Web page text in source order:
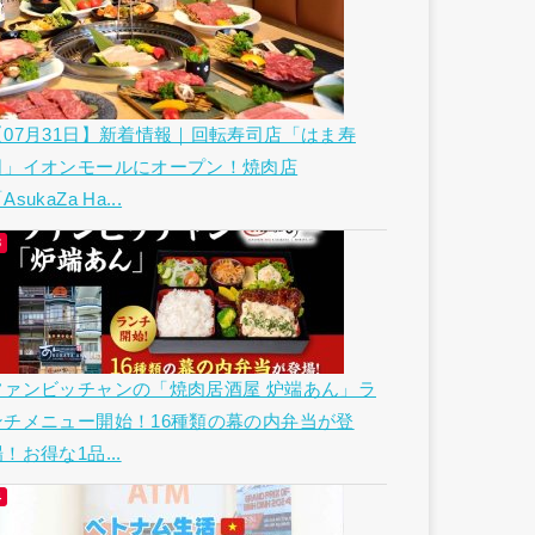
07月31日】新着情報｜回転寿司店「はま寿
」イオンモールにオープン！焼肉店
AsukaZa Ha...
ァンビッチャンの「焼肉居酒屋 炉端あん」ラ
チメニュー開始！16種類の幕の内弁当が登
！お得な1品...